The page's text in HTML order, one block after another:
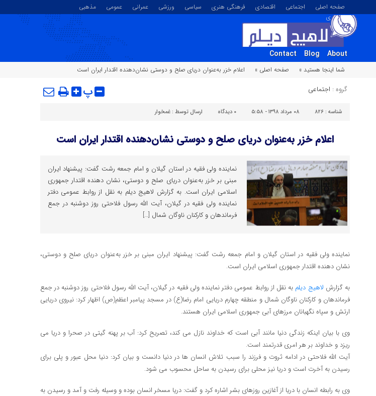
صفحه اصلی اجتماعی اقتصادی فرهنگی هنری سیاسی ورزشی عمرانی عمومی
مذهبی
تصویری
About
Blog
Contact
شما اینجا هستید »
صفحه اصلی » اعلام خزر به‌عنوان دریای صلح و دوستی نشان‌دهنده اقتدار ایران است
گروه : اجتماعی پ
شناسه : ۸۲۶ ۰۸ مرداد ۱۳۹۸ - ۵:۵۸ ۰ دیدگاه ارسال توسط : غمخوار
اعلام خزر به‌عنوان دریای صلح و دوستی نشان‌دهنده اقتدار ایران است
نماینده ولی فقیه در استان گیلان و امام جمعه رشت گفت: پیشنهاد ایران
مبنی بر خزر به‌عنوان دریای صلح و دوستی، نشان دهنده اقتدار جمهوری
اسلامی ایران است. به گزارش لاهیج دیلم به نقل از روابط عمومی دفتر
نماینده ولی فقیه در گیلان، آیت الله رسول فلاحتی روز دوشنبه در جمع
فرماندهان و کارکنان ناوگان شمال […]
نماینده ولی فقیه در استان گیلان و امام جمعه رشت گفت: پیشنهاد ایران مبنی بر خزر به‌عنوان دریای صلح و دوستی،
نشان دهنده اقتدار جمهوری اسلامی ایران است.
به گزارش لاهیج دیلم به نقل از روابط عمومی دفتر نماینده ولی فقیه در گیلان، آیت الله رسول فلاحتی روز دوشنبه در جمع
فرماندهان و کارکنان ناوگان شمال و منطقه چهارم دریایی امام رضا(ع) در مسجد پیامبر اعظم(ص) اظهار کرد: نیروی دریایی
ارتش و سپاه نگهبانان مرزهای آبی جمهوری اسلامی ایران هستند.
وی با بیان اینکه زندگی دنیا مانند آبی است که خداوند نازل می کند، تصریح کرد: آب بر پهنه گیتی در صحرا و دریا می
ریزد و خداوند بر هر امری قدرتمند است.
آیت الله فلاحتی در ادامه ثروت و فرزند را سبب تلاش انسان ها در دنیا دانست و بیان کرد: دنیا محل عبور و پلی برای
رسیدن به آخرت است و دریا نیز محلی برای رسیدن به ساحل محسوب می شود.
وی به رابطه انسان با دریا از آغازین روزهای بشر اشاره کرد و گفت: دریا مسخر انسان بوده و وسیله رفت و آمد و رسیدن به